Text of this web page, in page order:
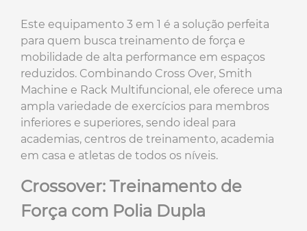
Este equipamento 3 em 1 é a solução perfeita
para quem busca treinamento de força e
mobilidade de alta performance em espaços
reduzidos. Combinando Cross Over, Smith
Machine e Rack Multifuncional, ele oferece uma
ampla variedade de exercícios para membros
inferiores e superiores, sendo ideal para
academias, centros de treinamento, academia
em casa e atletas de todos os níveis.
Crossover: Treinamento de
Força com Polia Dupla